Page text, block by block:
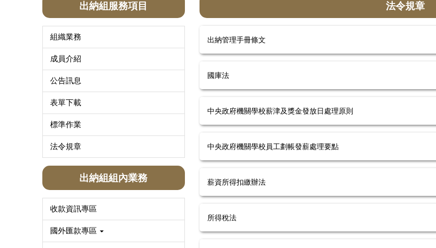
出納組服務項目
組織業務
成員介紹
公告訊息
表單下載
標準作業
法令規章
出納組組內業務
收款資訊專區
國外匯款專區
法令規章
出納管理手冊條文
國庫法
中央政府機關學校薪津及獎金發放日處理原則
中央政府機關學校員工劃帳發薪處理要點
薪資所得扣繳辦法
所得稅法